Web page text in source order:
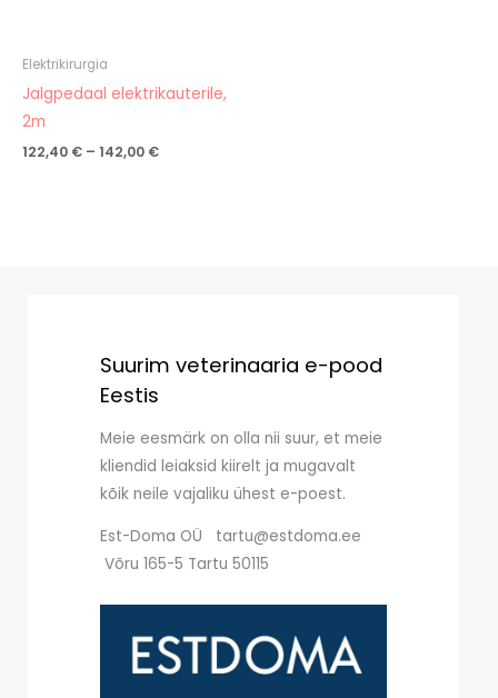
Elektrikirurgia
Jalgpedaal elektrikauterile,
2m
122,40 € – 142,00 €
Suurim veterinaaria e-pood
Eestis
Meie eesmärk on olla nii suur, et meie
kliendid leiaksid kiirelt ja mugavalt
kõik neile vajaliku ühest e-poest.
Est-Doma OÜ tartu@estdoma.ee
Võru 165-5 Tartu 50115